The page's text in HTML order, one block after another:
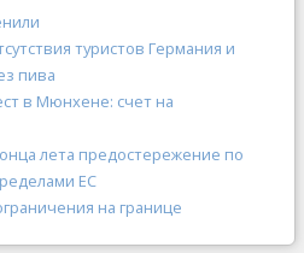
туристов Германия и
пива
в Мюнхене: счет на
лета предостережение по
ЕС
на границе